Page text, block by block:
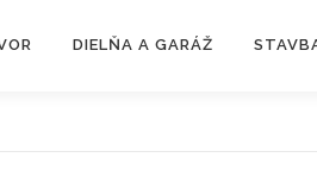
DIELŇA A GARÁŽ